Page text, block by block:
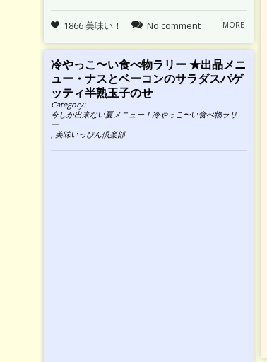
1866 美味い！ No comment MORE
冷やっこ〜い食べ物ラリー ★出品メニ
ュー・ナスとベーコンのサラダスパゲ
ッティ半熟玉子のせ
Category:
今しか出来ない夏メニュー！冷やっこ〜い食べ物ラリ
ー
, 美味いっぴん倶楽部